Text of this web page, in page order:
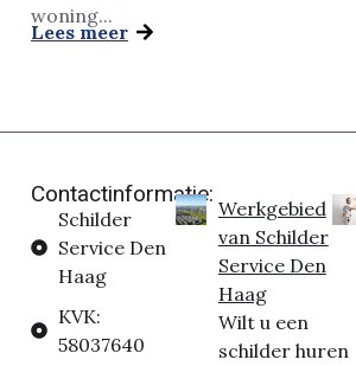
woning...
Lees meer
Contactinformatie:
Schilder
Service Den
Haag
KVK:
58037640
Werkgebied
van Schilder
Service Den
Haag
Wilt u een
schilder huren